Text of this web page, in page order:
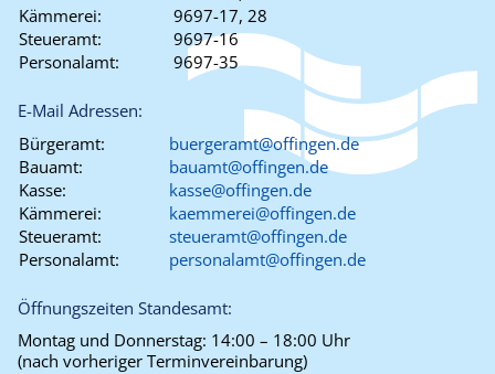
Kämmerei:
9697-17, 28
Steueramt:
9697-16
Personalamt:
9697-35
E-Mail Adressen:
Bürgeramt:
buergeramt@offingen.de
Bauamt:
bauamt@offingen.de
Kasse:
kasse@offingen.de
Kämmerei:
kaemmerei@offingen.de
Steueramt:
steueramt@offingen.de
Personalamt:
personalamt@offingen.de
Öffnungszeiten Standesamt:
Montag und Donnerstag: 14:00 – 18:00 Uhr
(nach vorheriger Terminvereinbarung)